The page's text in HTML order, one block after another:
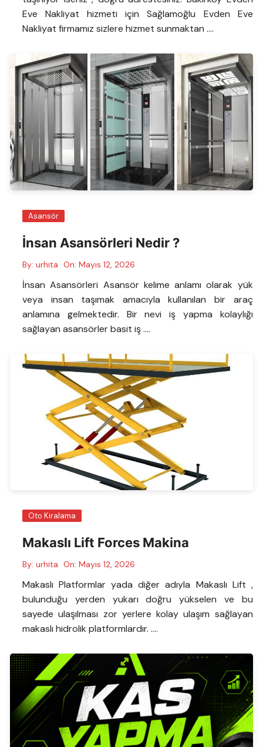
Eve Nakliyat hizmeti için Sağlamoğlu Evden Eve
Nakliyat firmamız sizlere hizmet sunmaktan ….
Asansör
İnsan Asansörleri Nedir ?
By: urhita On: Mayıs 12, 2026
İnsan Asansörleri Asansör kelime anlamı olarak yük
veya insan taşımak amacıyla kullanılan bir araç
anlamına gelmektedir. Bir nevi iş yapma kolaylığı
sağlayan asansörler basit iş ….
Oto Kiralama
Makaslı Lift Forces Makina
By: urhita On: Mayıs 12, 2026
Makaslı Platformlar yada diğer adıyla Makaslı Lift ,
bulunduğu yerden yukarı doğru yükselen ve bu
sayede ulaşılması zor yerlere kolay ulaşım sağlayan
makaslı hidrolik platformlardır. ….